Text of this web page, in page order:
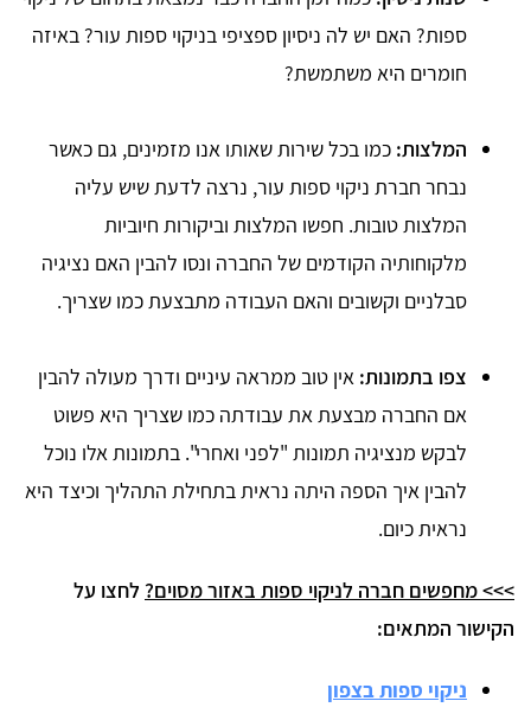
ספות? האם יש לה ניסיון ספציפי בניקוי ספות עור? באיזה
חומרים היא משתמשת?
המלצות: כמו בכל שירות שאותו אנו מזמינים, גם כאשר
נבחר חברת ניקוי ספות עור, נרצה לדעת שיש עליה
המלצות טובות. חפשו המלצות וביקורות חיוביות
מלקוחותיה הקודמים של החברה ונסו להבין האם נציגיה
סבלניים וקשובים והאם העבודה מתבצעת כמו שצריך.
צפו בתמונות: אין טוב ממראה עיניים ודרך מעולה להבין
אם החברה מבצעת את עבודתה כמו שצריך היא פשוט
לבקש מנציגיה תמונות "לפני ואחרי". בתמונות אלו נוכל
להבין איך הספה היתה נראית בתחילת התהליך וכיצד היא
נראית כיום.
>>> מחפשים חברה לניקוי ספות באזור מסוים? לחצו על
הקישור המתאים:
ניקוי ספות בצפון